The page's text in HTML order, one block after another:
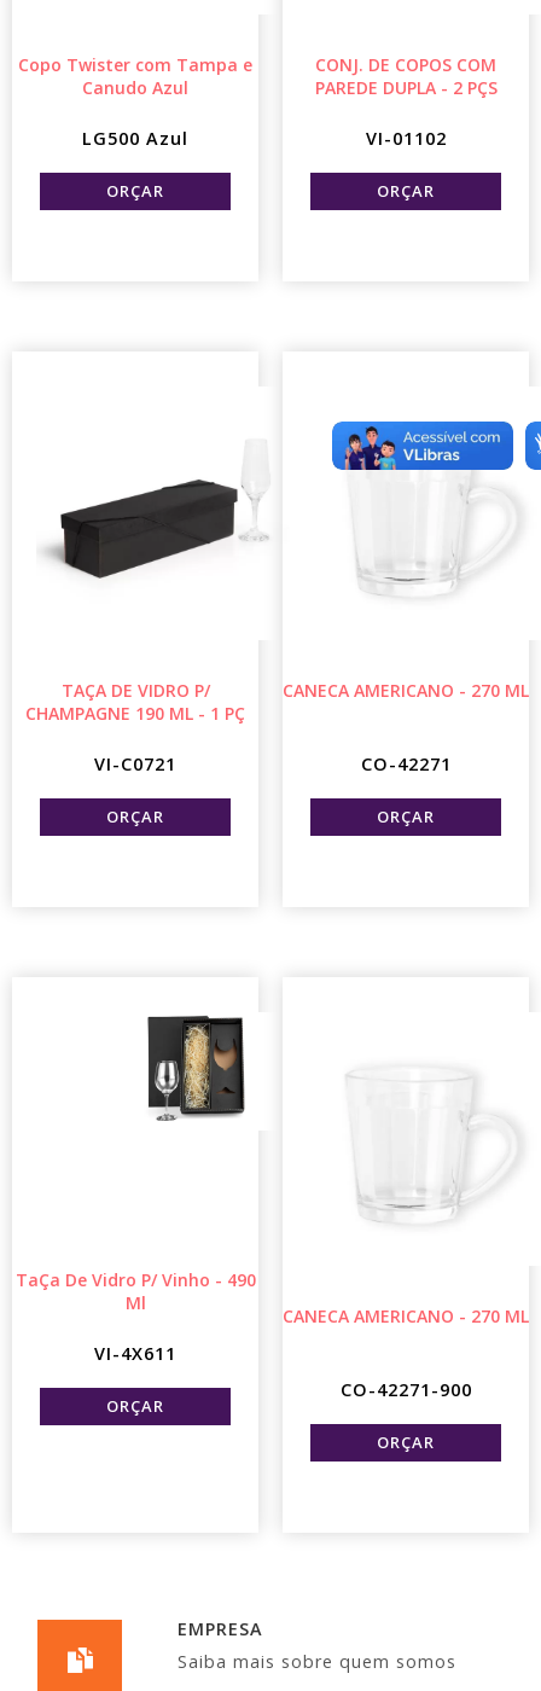
Copo Twister com Tampa e
Canudo Azul
LG500 Azul
CONJ. DE COPOS COM
PAREDE DUPLA - 2 PÇS
VI-01102
TAÇA DE VIDRO P/
CHAMPAGNE 190 ML - 1 PÇ
VI-C0721
CANECA AMERICANO - 270 ML
CO-42271
TaÇa De Vidro P/ Vinho - 490
Ml
VI-4X611
CANECA AMERICANO - 270 ML
CO-42271-900
EMPRESA
Saiba mais sobre quem somos